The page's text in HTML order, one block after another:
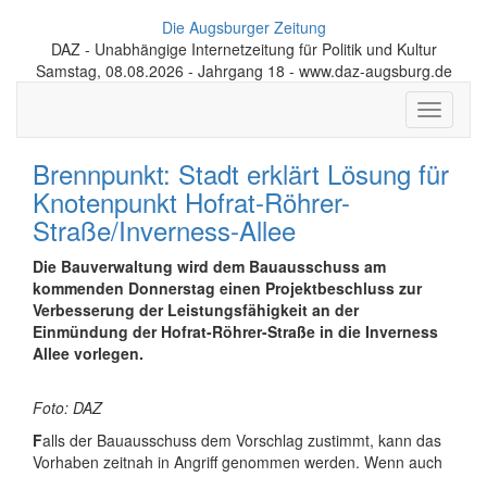
Die Augsburger Zeitung
DAZ - Unabhängige Internetzeitung für Politik und Kultur
Samstag, 08.08.2026 - Jahrgang 18 - www.daz-augsburg.de
Toggle
Brennpunkt: Stadt erklärt Lösung für
Knotenpunkt Hofrat-Röhrer-
Straße/Inverness-Allee
Die Bauverwaltung wird dem Bauausschuss am
kommenden Donnerstag einen Projektbeschluss zur
Verbesserung der Leistungsfähigkeit an der
Einmündung der Hofrat-Röhrer-Straße in die Inverness
Allee vorlegen.
Foto: DAZ
Falls der Bauausschuss dem Vorschlag zustimmt, kann das
Vorhaben zeitnah in Angriff genommen werden. Wenn auch